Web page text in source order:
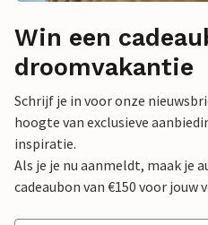
Win een
droomvakantie
Schrijf je in voor onze
hoogte van exclusieve
inspiratie.
Als je je nu aanmeldt, maak je
cadeaubon van €150 voor jouw